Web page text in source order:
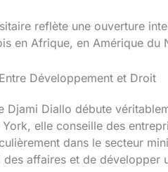
reflète une ouverture
en Afrique, en Amérique du
Développement et Droit
Djami Diallo débute
York, elle conseille des
dans le secteur
affaires et de